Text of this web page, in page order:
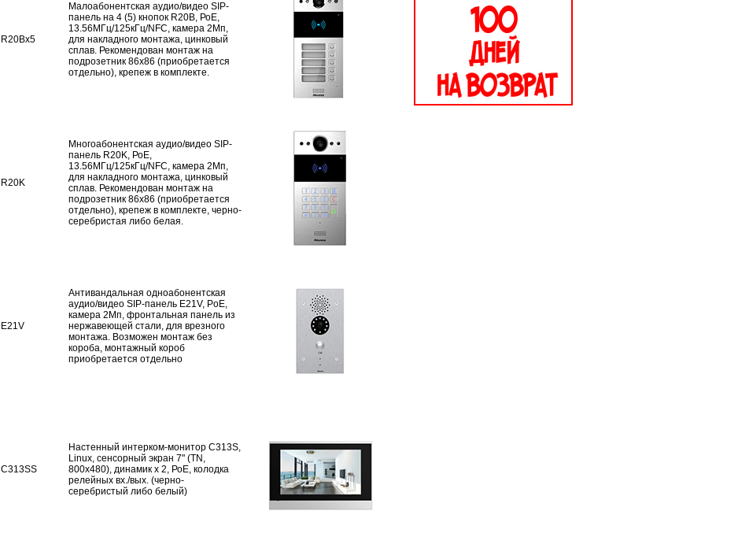
R20Bx5
Малоабонентская аудио/видео SIP-
панель на 4 (5) кнопок R20B, РоЕ,
13.56МГц/125кГц/NFC, камера 2Мп,
для накладного монтажа, цинковый
сплав. Рекомендован монтаж на
подрозетник 86х86 (приобретается
отдельно), крепеж в комплекте.
R20K
Многоабонентская аудио/видео SIP-
панель R20K, РоЕ,
13.56МГц/125кГц/NFC, камера 2Мп,
для накладного монтажа, цинковый
сплав. Рекомендован монтаж на
подрозетник 86х86 (приобретается
отдельно), крепеж в комплекте, черно-
серебристая либо белая.
E21V
Антивандальная одноабонентская
аудио/видео SIP-панель E21V, PoE,
камера 2Mп, фронтальная панель из
нержавеющей стали, для врезного
монтажа. Возможен монтаж без
короба, монтажный короб
приобретается отдельно
C313SS
Настенный интерком-монитор C313S,
Linux, сенсорный экран 7" (TN,
800x480), динамик х 2, РоЕ, колодка
релейных вх./вых. (черно-
серебристый либо белый)